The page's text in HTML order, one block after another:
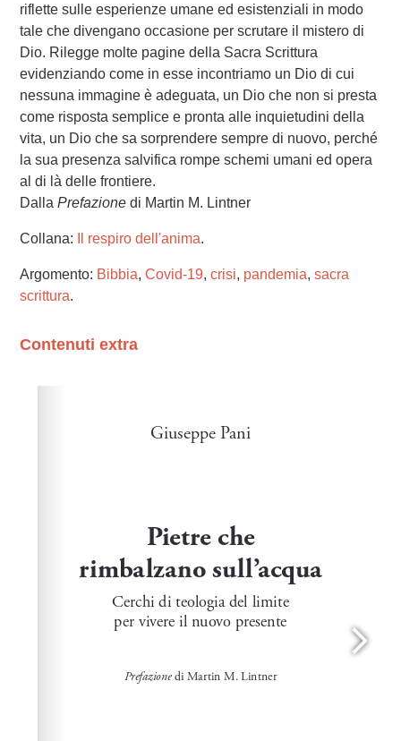
riflette sulle esperienze umane ed esistenziali in modo
tale che divengano occasione per scrutare il mistero di
Dio. Rilegge molte pagine della Sacra Scrittura
evidenziando come in esse incontriamo un Dio di cui
nessuna immagine è adeguata, un Dio che non si presta
come risposta semplice e pronta alle inquietudini della
vita, un Dio che sa sorprendere sempre di nuovo, perché
la sua presenza salvifica rompe schemi umani ed opera
al di là delle frontiere.
Dalla Prefazionedi Martin M. Lintner
Collana: Il respiro dell'anima.
Argomento: Bibbia, Covid-19, crisi, pandemia, sacra
scrittura.
Contenuti extra